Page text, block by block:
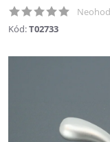
Kód:T02733